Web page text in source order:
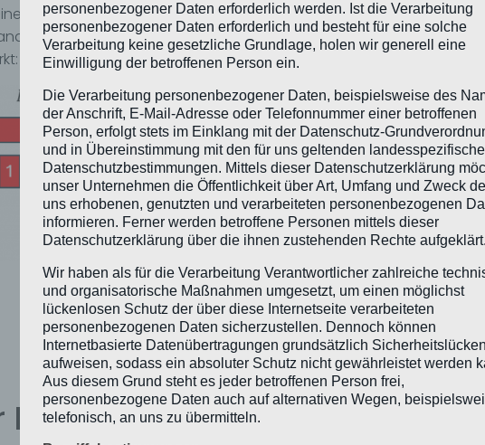
verbreitete steganographische Methode auf der gezielten
besitzen den geringsten Einfluss auf die visuelle
personenbezogener Daten erforderlich werden. Ist die Verarbeitung
personenbezogener Daten erforderlich und besteht für eine solche
Verarbeitung keine gesetzliche Grundlage, holen wir generell eine
Einwilligung der betroffenen Person ein.
Die Verarbeitung personenbezogener Daten, beispielsweise des
der Anschrift, E-Mail-Adresse oder Telefonnummer einer betroffenen
Person, erfolgt stets im Einklang mit der Datenschutz-
und in Übereinstimmung mit den für uns geltenden
Datenschutzbestimmungen. Mittels dieser Datenschutzerklärung
unser Unternehmen die Öffentlichkeit über Art, Umfang und Zweck
uns erhobenen, genutzten und verarbeiteten personenbezogenen
informieren. Ferner werden betroffene Personen mittels dieser
Datenschutzerklärung über die ihnen zustehenden Rechte aufgeklärt.
Wir haben als für die Verarbeitung Verantwortlicher zahlreiche
und organisatorische Maßnahmen umgesetzt, um einen möglichst
lückenlosen Schutz der über diese Internetseite verarbeiteten
personenbezogenen Daten sicherzustellen. Dennoch können
Internetbasierte Datenübertragungen grundsätzlich Sicherheitslücken
aufweisen, sodass ein absoluter Schutz nicht gewährleistet werden
Aus diesem Grund steht es jeder betroffenen Person frei,
personenbezogene Daten auch auf alternativen Wegen,
telefonisch, an uns zu übermitteln.